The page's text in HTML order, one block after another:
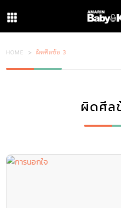
HOME ผิดศีลข้อ 3
ผิดศีล